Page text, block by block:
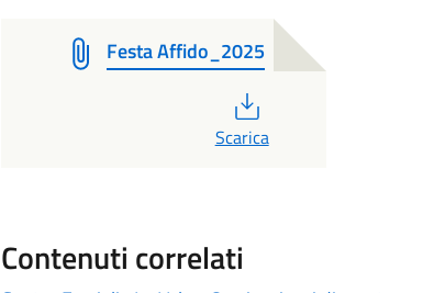
Festa Affido_2025
Scarica
Contenuti correlati